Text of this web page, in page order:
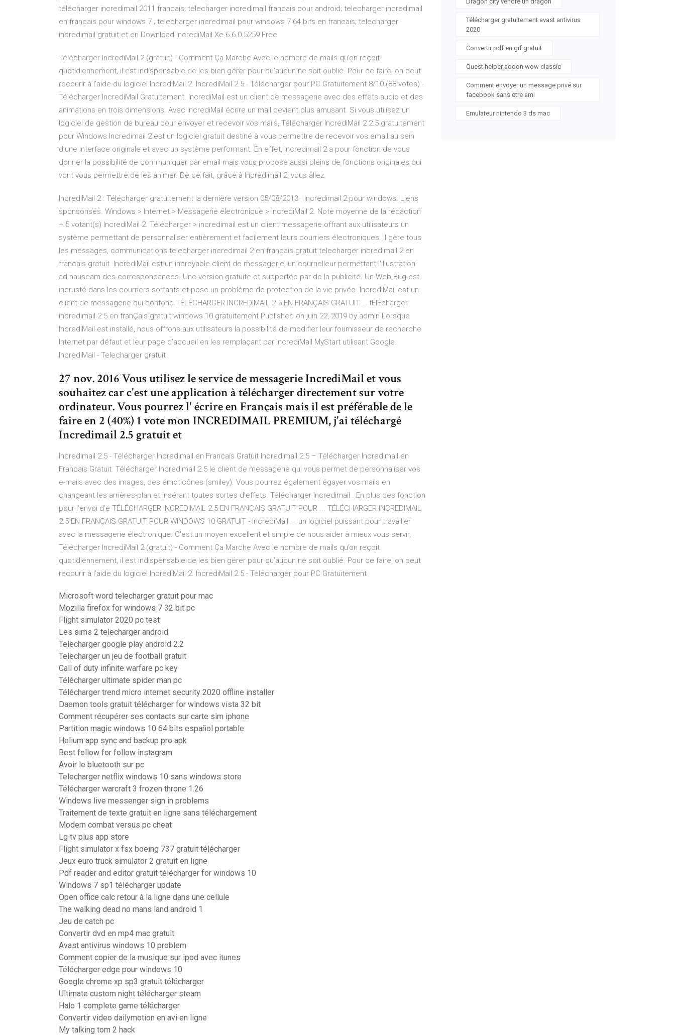
télécharger incredimail 2011 francais; telecharger incredimail francais pour android; telecharger incredimail
en francais pour windows 7 ; telecharger incredimail pour windows 7 64 bits en francais; telecharger
incredimail gratuit et en Download IncrediMail Xe 6.6.0.5259 Free
Télécharger IncrediMail 2 (gratuit) - Comment Ça Marche Avec le nombre de mails qu’on reçoit
quotidiennement, il est indispensable de les bien gérer pour qu’aucun ne soit oublié. Pour ce faire, on peut
recourir à l’aide du logiciel IncrediMail 2. IncrediMail 2.5 - Télécharger pour PC Gratuitement 8/10 (88 votes) -
Télécharger IncrediMail Gratuitement. IncrediMail est un client de messagerie avec des effets audio et des
animations en trois dimensions. Avec IncrediMail écrire un mail devient plus amusant. Si vous utilisez un
logiciel de gestion de bureau pour envoyer et recevoir vos mails, Télécharger IncrediMail 2 2.5 gratuitement
pour Windows Incredimail 2 est un logiciel gratuit destiné à vous permettre de recevoir vos email au sein
d'une interface originale et avec un système performant. En effet, Incredimail 2 a pour fonction de vous
donner la possibilité de communiquer par email mais vous propose aussi pleins de fonctions originales qui
vont vous permettre de les animer. De ce fait, grâce à Incredimail 2, vous allez
IncrediMail 2 : Télécharger gratuitement la dernière version 05/08/2013 · Incredimail 2 pour windows. Liens
sponsorisés. Windows > Internet > Messagerie électronique > IncrediMail 2. Note moyenne de la rédaction
+ 5 votant(s) IncrediMail 2. Télécharger > incredimail est un client messagerie offrant aux utilisateurs un
système permettant de personnaliser entièrement et facilement leurs courriers électroniques. il gère tous
les messages, communications telecharger incredimail 2 en francais gratuit telecharger incredimail 2 en
francais gratuit. IncrediMail est un incroyable client de messagerie, un courrielleur permettant l'illustration
ad nauseam des correspondances. Une version gratuite et supportée par de la publicité. Un Web Bug est
incrusté dans les courriers sortants et pose un problème de protection de la vie privée. IncrediMail est un
client de messagerie qui confond TÉLÉCHARGER INCREDIMAIL 2.5 EN FRANÇAIS GRATUIT … tÉlÉcharger
incredimail 2.5 en franÇais gratuit windows 10 gratuitement Published on juin 22, 2019 by admin Lorsque
IncrediMail est installé, nous offrons aux utilisateurs la possibilité de modifier leur fournisseur de recherche
Internet par défaut et leur page d’accueil en les remplaçant par IncrediMail MyStart utilisant Google.
IncrediMail - Telecharger gratuit
27 nov. 2016 Vous utilisez le service de messagerie IncrediMail et vous
souhaitez car c'est une application à télécharger directement sur votre
ordinateur. Vous pourrez l' écrire en Français mais il est préférable de le
faire en 2 (40%) 1 vote mon INCREDIMAIL PREMIUM, j'ai téléchargé
Incredimail 2.5 gratuit et
Incredimail 2.5 - Télécharger Incredimail en Francais Gratuit Incredimail 2.5 – Télécharger Incredimail en
Francais Gratuit. Télécharger Incredimail 2.5 le client de messagerie qui vous permet de personnaliser vos
e-mails avec des images, des émoticônes (smiley). Vous pourrez également égayer vos mails en
changeant les arrières-plan et insérant toutes sortes d’effets. Télécharger Incredimail . En plus des fonction
pour l’envoi d’e TÉLÉCHARGER INCREDIMAIL 2.5 EN FRANÇAIS GRATUIT POUR ... TÉLÉCHARGER INCREDIMAIL
2.5 EN FRANÇAIS GRATUIT POUR WINDOWS 10 GRATUIT - IncrediMail — un logiciel puissant pour travailler
avec la messagerie électronique. C'est un moyen excellent et simple de nous aider à mieux vous servir,
Télécharger IncrediMail 2 (gratuit) - Comment Ça Marche Avec le nombre de mails qu’on reçoit
quotidiennement, il est indispensable de les bien gérer pour qu’aucun ne soit oublié. Pour ce faire, on peut
recourir à l’aide du logiciel IncrediMail 2. IncrediMail 2.5 - Télécharger pour PC Gratuitement
Microsoft word telecharger gratuit pour mac
Mozilla firefox for windows 7 32 bit pc
Flight simulator 2020 pc test
Les sims 2 telecharger android
Telecharger google play android 2.2
Telecharger un jeu de football gratuit
Call of duty infinite warfare pc key
Télécharger ultimate spider man pc
Télécharger trend micro internet security 2020 offline installer
Daemon tools gratuit télécharger for windows vista 32 bit
Comment récupérer ses contacts sur carte sim iphone
Partition magic windows 10 64 bits español portable
Helium app sync and backup pro apk
Best follow for follow instagram
Avoir le bluetooth sur pc
Telecharger netflix windows 10 sans windows store
Télécharger warcraft 3 frozen throne 1.26
Windows live messenger sign in problems
Traitement de texte gratuit en ligne sans téléchargement
Modern combat versus pc cheat
Lg tv plus app store
Flight simulator x fsx boeing 737 gratuit télécharger
Jeux euro truck simulator 2 gratuit en ligne
Pdf reader and editor gratuit télécharger for windows 10
Windows 7 sp1 télécharger update
Open office calc retour à la ligne dans une cellule
The walking dead no mans land android 1
Jeu de catch pc
Convertir dvd en mp4 mac gratuit
Avast antivirus windows 10 problem
Comment copier de la musique sur ipod avec itunes
Télécharger edge pour windows 10
Google chrome xp sp3 gratuit télécharger
Ultimate custom night télécharger steam
Halo 1 complete game télécharger
Convertir video dailymotion en avi en ligne
My talking tom 2 hack
Télécharger gratuitement avast antivirus
2020
Convertir pdf en gif gratuit
Quest helper addon wow classic
Comment envoyer un message privé sur
facebook sans etre ami
Emulateur nintendo 3 ds mac